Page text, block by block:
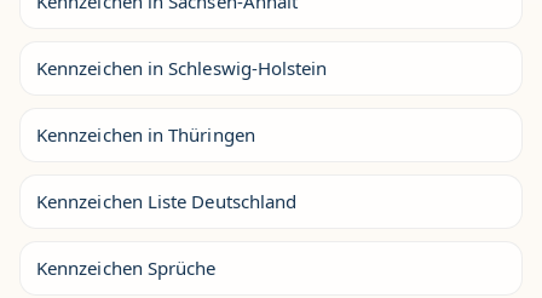
Kennzeichen in Schleswig-Holstein
Kennzeichen in Thüringen
Kennzeichen Liste Deutschland
Kennzeichen Sprüche